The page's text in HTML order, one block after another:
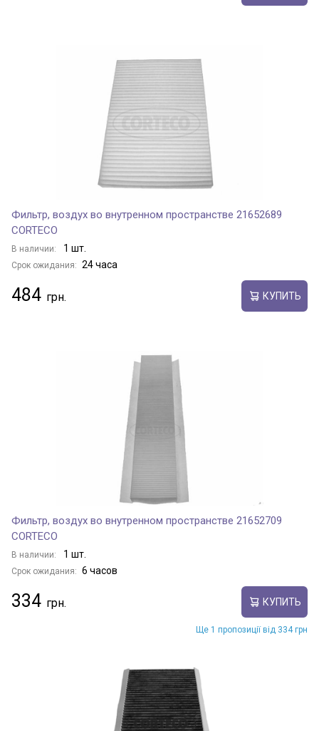
Фильтр, воздух во внутренном пространстве 21652689
CORTECO
В наличии: 1 шт.
Срок ожидания: 24 часа
484 КУПИТЬ
Фильтр, воздух во внутренном пространстве 21652709
CORTECO
В наличии: 1 шт.
Срок ожидания: 6 часов
334 КУПИТЬ
Ще 1 пропозиції від 334 грн